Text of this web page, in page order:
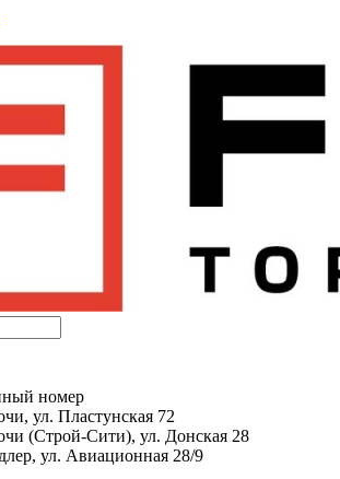
номер
ул. Пластунская 72
(Строй-Сити), ул. Донская 28
ул. Авиационная 28/9